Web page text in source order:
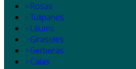
Rosas
Tulipanes
Liliums
Girasoles
Gerberas
Calas